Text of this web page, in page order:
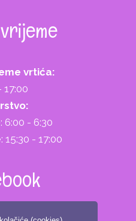
vrtića:
17:00
6:00 - 6:30
- 17:00